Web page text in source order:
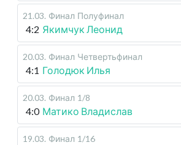
21.03. Финал Полуфинал
4:2 Якимчук Леонид
20.03. Финал Четвертьфинал
4:1 Голодюк Илья
20.03. Финал 1/8
4:0 Матико Владислав
19.03. Финал 1/16